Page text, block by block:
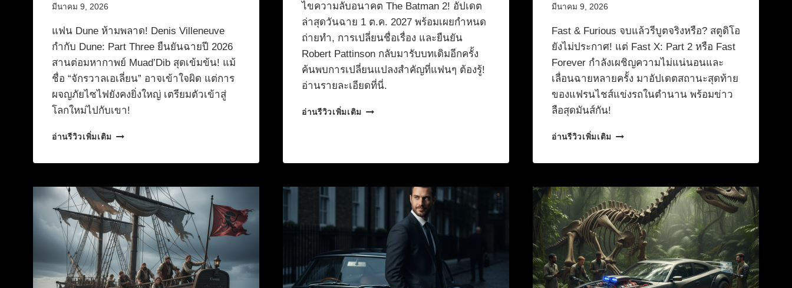
มีนาคม 9, 2026
แฟน Dune ห้ามพลาด! Denis Villeneuve
กำกับ Dune: Part Three ยืนยันฉายปี 2026
สานต่อมหากาพย์ Muad’Dib สุดเข้มข้น! แม้
ชื่อ “จักรวาลเอเลี่ยน” อาจเข้าใจผิด แต่การ
ผจญภัยไซไฟยังคงยิ่งใหญ่ เตรียมตัวเข้าสู่
โลกใหม่ไปกับเขา!
อ่านรีวิวเพิ่มเติม จักรวาล
VILLENEUVE
กำกับ
ภาค
ใหม่
ไขความลับอนาคต The Batman 2! อัปเดต
ล่าสุดวันฉาย 1 ต.ค. 2027 พร้อมเผยกำหนด
ถ่ายทำ, การเปลี่ยนชื่อเรื่อง และยืนยัน
Robert Pattinson กลับมารับบทเดิมอีกครั้ง
ค้นพบการเปลี่ยนแปลงสำคัญที่แฟนๆ ต้องรู้!
อ่านรายละเอียดที่นี่.
อ่านรีวิวเพิ่มเติม ไข
DCU
มีนาคม 9, 2026
Fast & Furious จบแล้วรีบูตจริงหรือ? สตูดิโอ
ยังไม่ประกาศ! แต่ Fast X: Part 2 หรือ Fast
Forever กำลังเผชิญความไม่แน่นอนและ
เลื่อนฉายหลายครั้ง มาอัปเดตสถานะสุดท้าย
ของแฟรนไชส์แข่งรถในตำนาน พร้อมข่าว
ลือสุดมันส์กัน!
อ่านรีวิวเพิ่มเติม FAST
ต่อ?
สตู
ดิ
โอ
ประกาศ
รี
บูต
ใหม่